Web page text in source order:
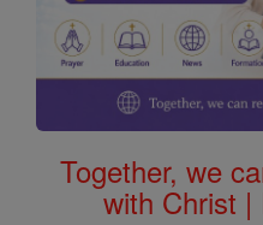
Together, we
with Christ |